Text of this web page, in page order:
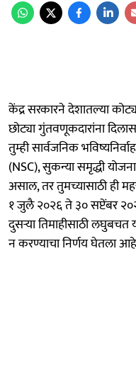
केंद्र सरकारने देशातल्या
छोट्या गुंतवणूकदारांना
तुम्ही सार्वजनिक
(NSC), सुकन्या समृद्धी
असाल, तर तुमच्यासाठी ही
१ जुलै २०२६ ते ३० सप्टेंबर
दुसऱ्या तिमाहीसाठी लघुबचत
न करण्याचा निर्णय घेतला